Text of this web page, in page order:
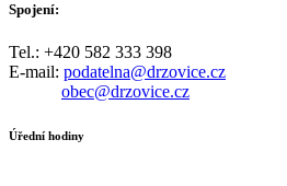
Spojení:
Tel.: +420 582 333 398
E-mail: podatelna@drzovice.cz
obec@drzovice.cz
Úřední hodiny